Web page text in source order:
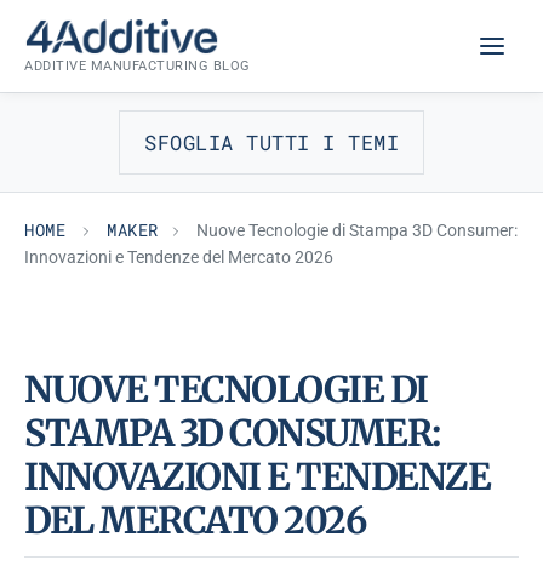
content
ADDITIVE MANUFACTURING BLOG
SFOGLIA TUTTI I TEMI
HOME MAKER
Nuove Tecnologie di Stampa 3D Consumer:
Innovazioni e Tendenze del Mercato 2026
MAKER
NUOVE TECNOLOGIE DI
STAMPA 3D CONSUMER:
INNOVAZIONI E TENDENZE
DEL MERCATO 2026